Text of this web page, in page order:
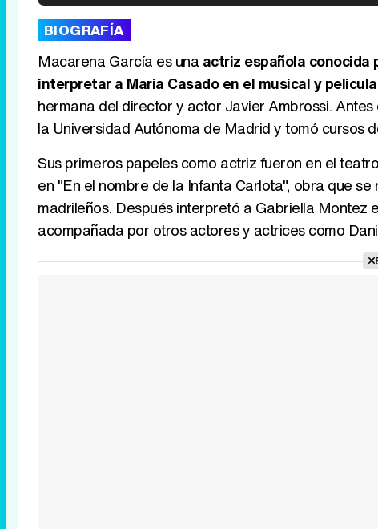
BIOGRAFÍA
Macarena García es una actriz española conocida
interpretar a María Casado en el musical y
hermana del director y actor Javier Ambrossi.
la Universidad Autónoma de Madrid y tomó cursos
Sus primeros papeles como actriz fueron en el
en "En el nombre de la Infanta Carlota", obra que
madrileños. Después interpretó a Gabriella Montez
acompañada por otros actores y actrices como